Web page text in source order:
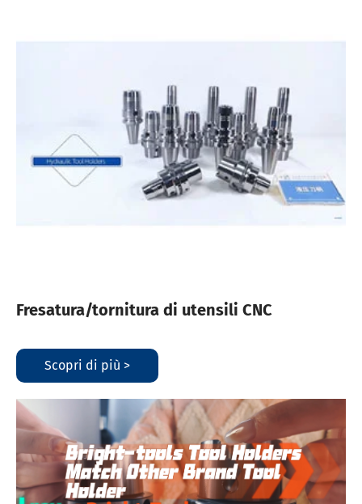
Fresatura/tornitura di utensili CNC
Scopri di più >